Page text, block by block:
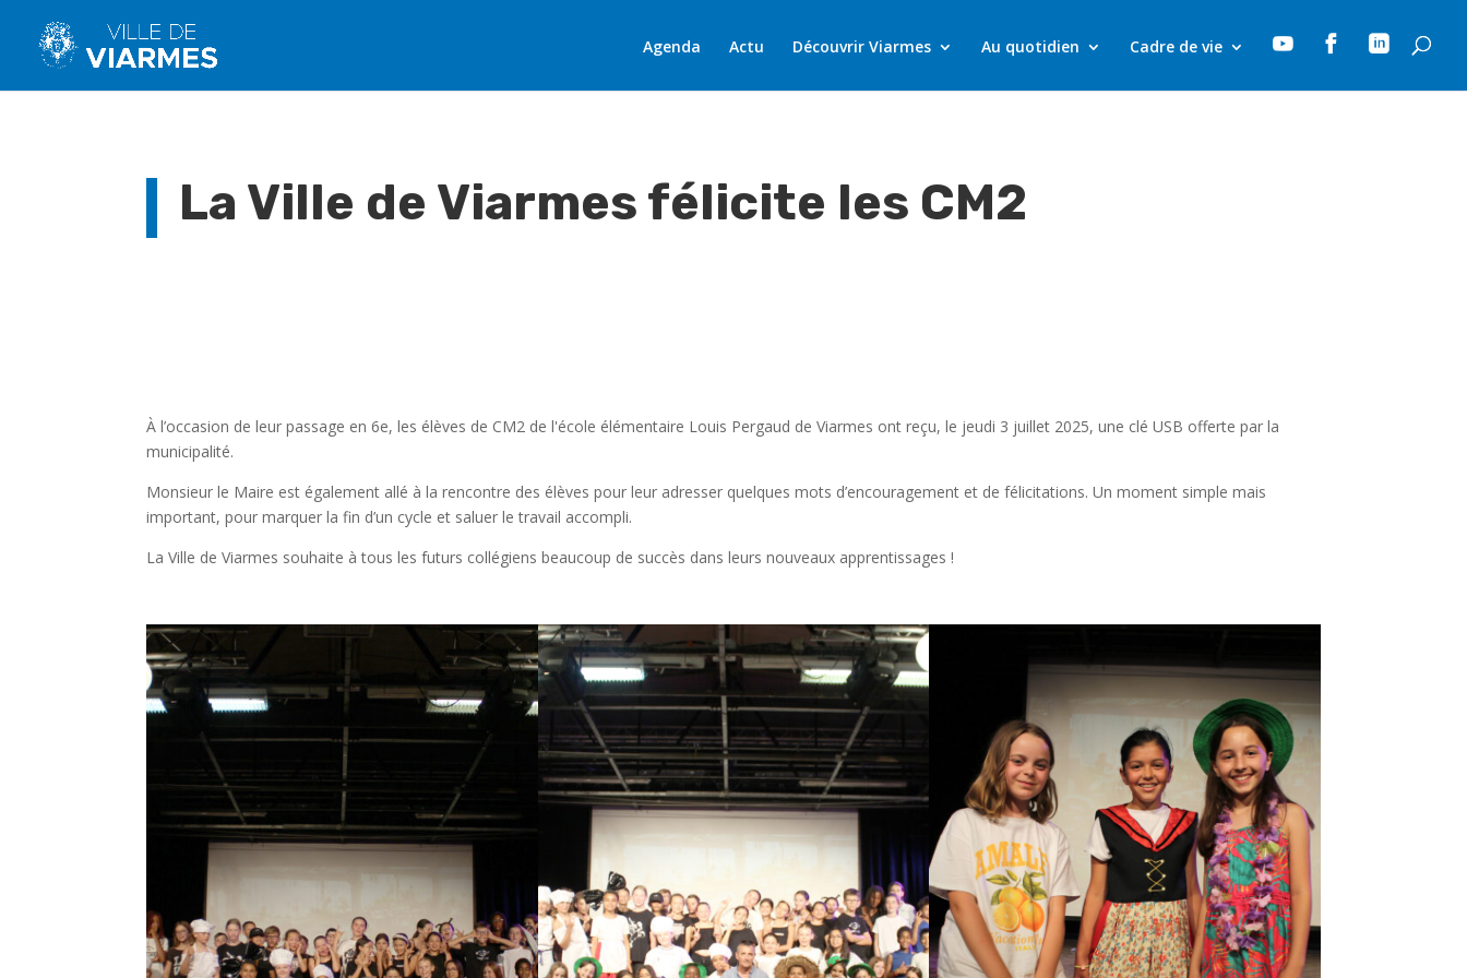
Agenda Actu Découvrir Viarmes Au quotidien Cadre de vie   
La Ville de Viarmes félicite les CM2
À l’occasion de leur passage en 6e, les élèves de CM2 de l'école élémentaire Louis Pergaud de Viarmes ont reçu, le jeudi 3 juillet 2025, une clé USB offerte par la
municipalité.
Monsieur le Maire est également allé à la rencontre des élèves pour leur adresser quelques mots d’encouragement et de félicitations. Un moment simple mais
important, pour marquer la fin d’un cycle et saluer le travail accompli.
La Ville de Viarmes souhaite à tous les futurs collégiens beaucoup de succès dans leurs nouveaux apprentissages !